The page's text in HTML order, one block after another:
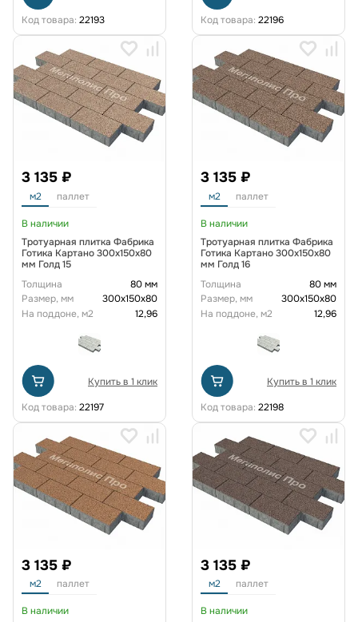
Код товара: 22193
Код товара: 22196
3 135 ₽
м2 паллет
В наличии
Тротуарная плитка Фабрика
Готика Картано 300х150х80
мм Голд 15
Толщина
80 мм
Размер, мм
300х150х80
На поддоне, м2
12,96
Купить в 1 клик
Код товара: 22197
3 135 ₽
м2 паллет
В наличии
Тротуарная плитка Фабрика
Готика Картано 300х150х80
мм Голд 16
Толщина
80 мм
Размер, мм
300х150х80
На поддоне, м2
12,96
Купить в 1 клик
Код товара: 22198
3 135 ₽
м2 паллет
В наличии
3 135 ₽
м2 паллет
В наличии